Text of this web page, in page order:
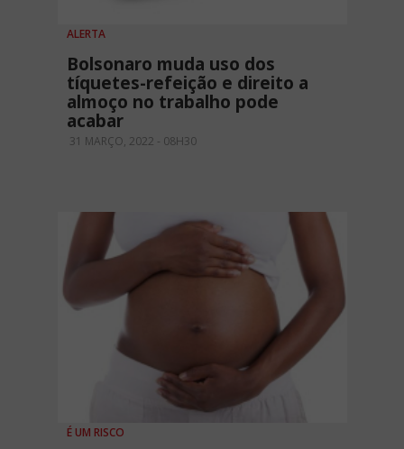
ALERTA
Bolsonaro muda uso dos
tíquetes-refeição e direito a
almoço no trabalho pode
acabar
31 MARÇO, 2022 - 08H30
É UM RISCO